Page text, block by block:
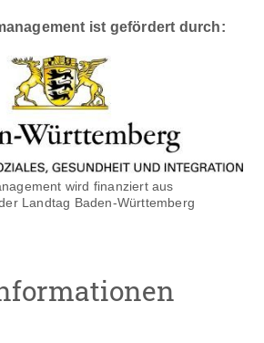
ist gefördert durch:
wird finanziert aus
Landtag Baden-Württemberg